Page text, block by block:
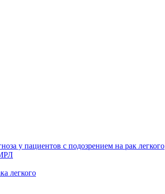
у пациентов с подозрением на рак легкого
легкого